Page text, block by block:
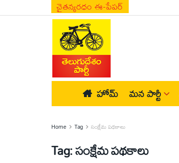
చైతన్యరధం ఈ-పేపర్
హోమ్ మన పార్టీ
Home Tag సంక్షేమ పథకాలు
Tag:సంక్షేమ పథకాలు